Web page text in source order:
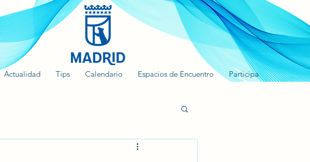
Actualidad Tips Calendario Espacios de Encuentro Participa